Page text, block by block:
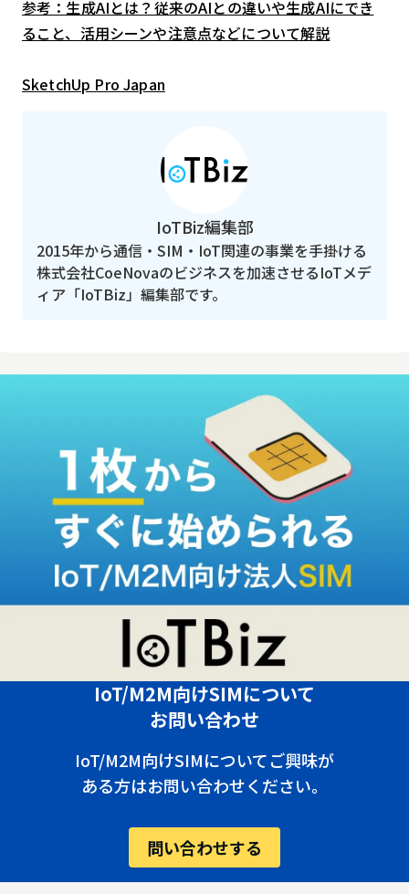
参考：生成AIとは？従来のAIとの違いや生成AIにでき
ること、活用シーンや注意点などについて解説
SketchUp Pro Japan
IoTBiz編集部
2015年から通信・SIM・IoT関連の事業を手掛ける
株式会社CoeNovaのビジネスを加速させるIoTメデ
ィア「IoTBiz」編集部です。
IoT/M2M向けSIMについて
お問い合わせ
IoT/M2M向けSIMについてご興味が
ある方はお問い合わせください。
問い合わせする